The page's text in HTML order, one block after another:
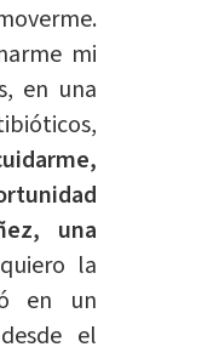
mi
en una
una
la
en un
el